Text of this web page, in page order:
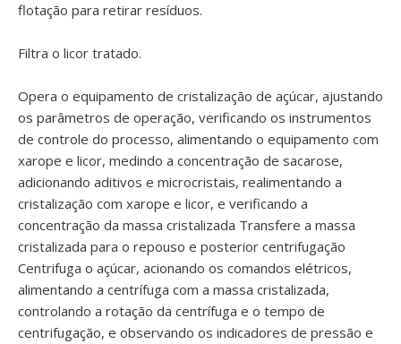
flotação para retirar resíduos.
Filtra o licor tratado.
Opera o equipamento de cristalização de açúcar, ajustando
os parâmetros de operação, verificando os instrumentos
de controle do processo, alimentando o equipamento com
xarope e licor, medindo a concentração de sacarose,
adicionando aditivos e microcristais, realimentando a
cristalização com xarope e licor, e verificando a
concentração da massa cristalizada Transfere a massa
cristalizada para o repouso e posterior centrifugação
Centrifuga o açúcar, acionando os comandos elétricos,
alimentando a centrífuga com a massa cristalizada,
controlando a rotação da centrífuga e o tempo de
centrifugação, e observando os indicadores de pressão e